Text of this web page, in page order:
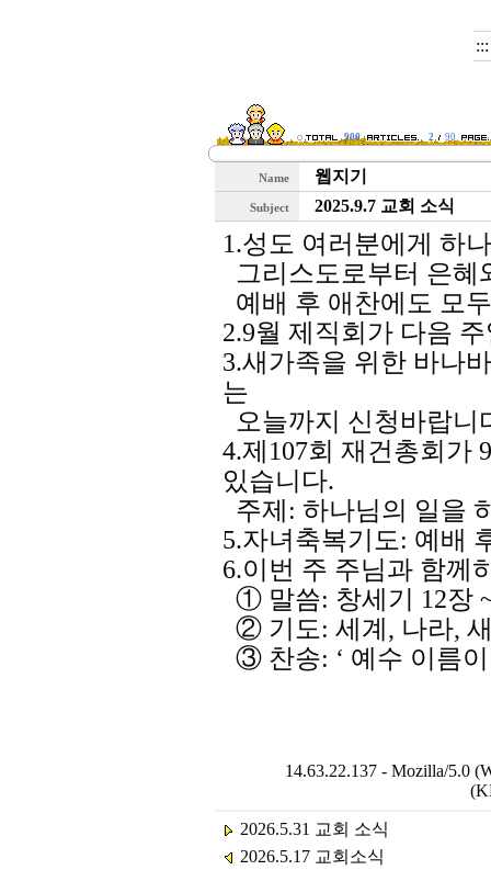
900 2 90
Name 웹지기
Subject 2025.9.7 교회 소식
1.성도 여러분에게 하
그리스도로부터 은혜
예배 후 애찬에도 모
2.9월 제직회가 다음
3.새가족을 위한 바나
는
오늘까지 신청바랍니
4.제107회 재건총회가
있습니다.
주제: 하나님의 일을
5.자녀축복기도: 예배
6.이번 주 주님과 함께
① 말씀: 창세기 12장
② 기도: 세계, 나라,
③ 찬송: ‘ 예수 이름
14.63.22.137 - Mozilla/5.0
2026.5.31 교회 소식
2026.5.17 교회소식